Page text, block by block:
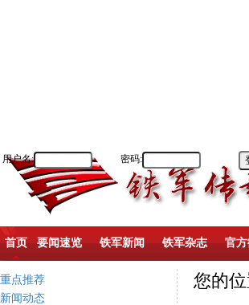
用户名: 密码:
首页 要闻速览 铁军新闻 铁军杂志 官
重点推荐
新闻动态
您的位